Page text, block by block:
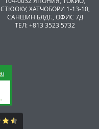
CТЮОКУ, ХАТЧОБОРИ 1-13-10,
САНШИН БЛДГ., ОФИС 7Д
ТЕЛ: +813 3523 5732